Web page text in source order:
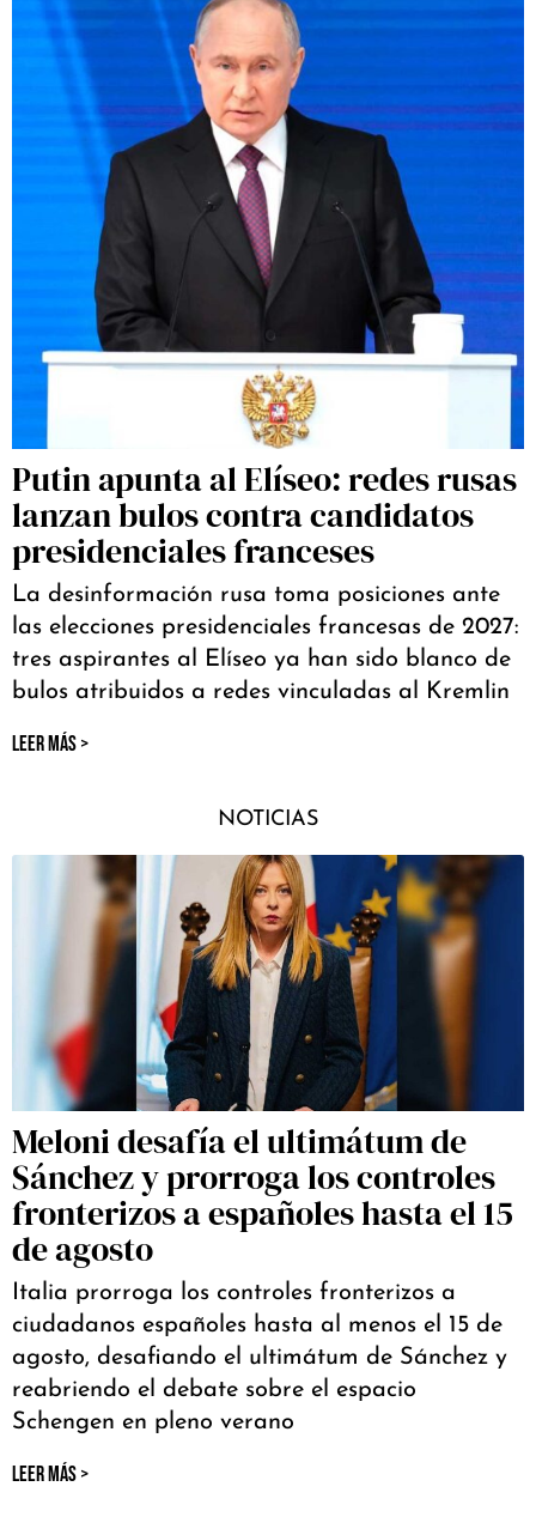
Putin apunta al Elíseo: redes rusas
lanzan bulos contra candidatos
presidenciales franceses
La desinformación rusa toma posiciones ante
las elecciones presidenciales francesas de 2027:
tres aspirantes al Elíseo ya han sido blanco de
bulos atribuidos a redes vinculadas al Kremlin
LEER MÁS >
NOTICIAS
Meloni desafía el ultimátum de
Sánchez y prorroga los controles
fronterizos a españoles hasta el 15
de agosto
Italia prorroga los controles fronterizos a
ciudadanos españoles hasta al menos el 15 de
agosto, desafiando el ultimátum de Sánchez y
reabriendo el debate sobre el espacio
Schengen en pleno verano
LEER MÁS >